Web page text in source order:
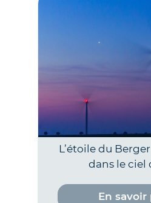
L’étoile du
dans le ciel
En savoir